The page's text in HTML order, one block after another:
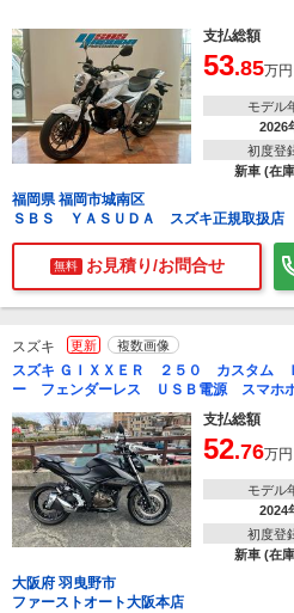
支払総額
53.85万円
モデル
2026
初度登
新車 (在
福岡県 福岡市城南区
ＳＢＳ ＹＡＳＵＤＡ スズキ正規取扱店
無料 お見積り/お問合せ
スズキ 更新 複数画像
スズキ ＧＩＸＸＥＲ ２５０ カスタム
ー フェンダーレス ＵＳＢ電源 スマホ
支払総額
52.76万円
モデル
2024
初度登
新車 (在
大阪府 羽曳野市
ファーストオート大阪本店